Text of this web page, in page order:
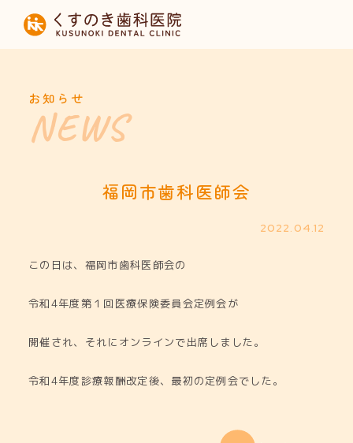
HOME
診療内容
お知らせ
お知らせ
福岡市歯科医師会
2022.04.12
この日は、福岡市歯科医師会の
令和4年度第１回医療保険委員会定例会が
開催され、それにオンラインで出席しました。
令和4年度診療報酬改定後、最初の定例会でした。